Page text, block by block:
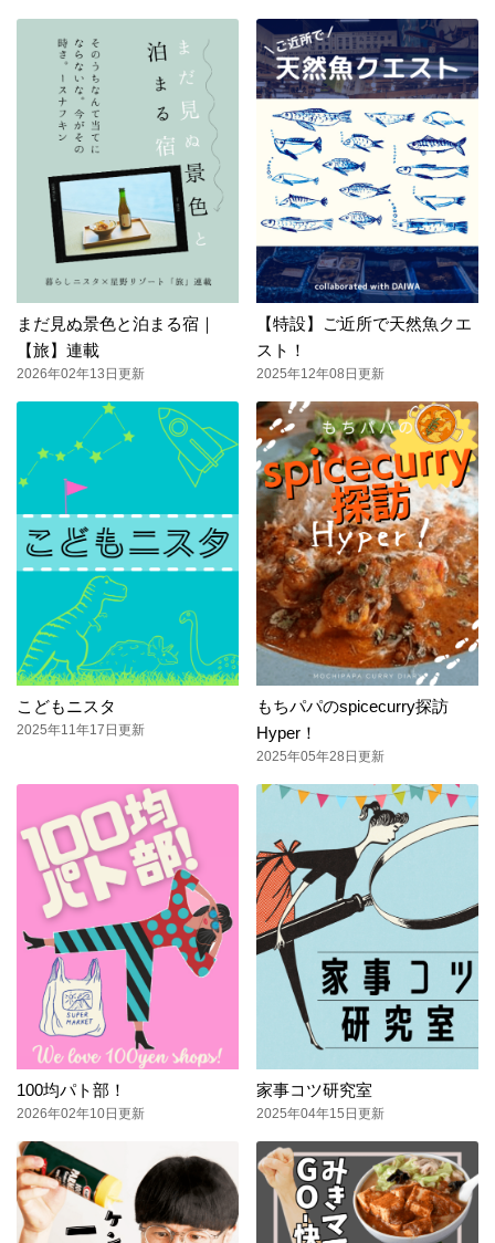
まだ見ぬ景色と泊まる宿｜
【旅】連載
2026年02年13日更新
【特設】ご近所で天然魚クエ
スト！
2025年12年08日更新
こどもニスタ
2025年11年17日更新
もちパパのspicecurry探訪
Hyper！
2025年05年28日更新
100均パト部！
2026年02年10日更新
家事コツ研究室
2025年04年15日更新